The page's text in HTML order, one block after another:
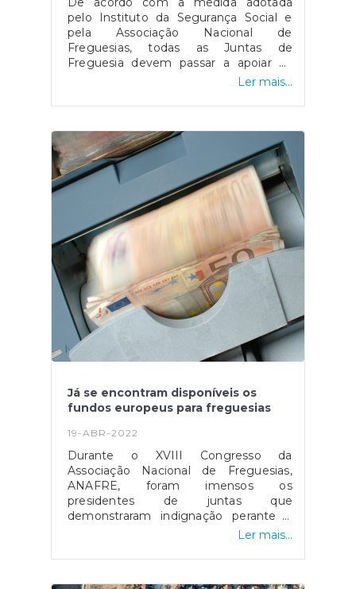
pelo Instituto da Segurança Social e
pela Associação Nacional de
Freguesias, todas as Juntas de
Freguesia devem passar a apoiar os
seus cidadãos no preenchimento do
Segurança Social Direta, garantido uma
acompanhamento a que mais
precisa.Na opinião de Jorge Veloso,
presidente da Associação Nacional de
Freguesias (ANAFRE), "As freguesias,
como entidade mais próxima dos
cidadãos, devem e podem executar
este serviço que consideramos
imprescindível para que os cidadãos se
possam sentir cada vez melhor e ter
alguém que os ligue ao Estado”.Fonte:
"Observador", disponível
em https://observador.pt/2022/05/05/juntas-
de-freguesia-podem-ajudar-cidadaos-a-
pedir-pensao-de-reforma-na-hora/
Ler mais...
Já se encontram disponíveis os
fundos europeus para freguesias
19-ABR-2022
Durante o XVIII Congresso da
Associação Nacional de Freguesias,
ANAFRE, foram imensos os
presidentes de juntas que
demonstraram indignação perante a
falta de acesso a fundos comunitários,
discriminação e cansaço ao serem
Ler mais...